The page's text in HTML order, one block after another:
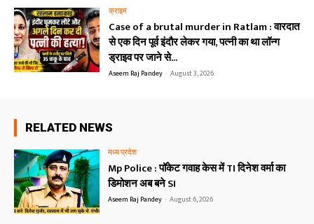
क्राइम
Case of a brutal murder in Ratlam : वारदात
से एक दिन पूर्व इंदौर लेकर गया, पत्नी का था लॉन्ग
ड्राइव पर जाने से...
Aseem Raj Pandey - August 3, 2026
RELATED NEWS
मध्य प्रदेश
Mp Police : पॉकेट गवाह केस में TI दिनेश वर्मा का
डिमोशन अब बने SI
Aseem Raj Pandey - August 6, 2026